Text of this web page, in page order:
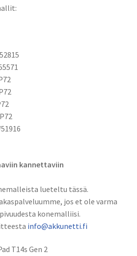
kannettaviin
lueteltu tässä.
jos et ole varma
konemalliisi.
info@akkunetti.fi
T14s Gen 2